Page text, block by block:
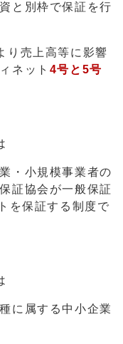
と別枠で保証を行
り売上高等に影響
ネット 4号と 5号
・小規模事業者の
証協会が一般保証
を保証する制度で
に属する中小企業